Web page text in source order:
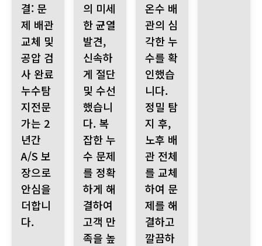
결: 문
제 배관
교체 및
공압 검
사 완료
누수탐
지전문
가는 2
년간
A/S 보
장으로
안심을
더합니
다.
의 미세
한 균열
발견,
신속하
게 절단
및 수선
했습니
다. 복
잡한 누
수 문제
를 정확
하게 해
결하여
고객 만
족을 높
온수 배
관의 심
각한 누
수를 확
인했습
니다.
정밀 탐
지 후,
노후 배
관 전체
를 교체
하여 문
제를 해
결하고
깔끔하